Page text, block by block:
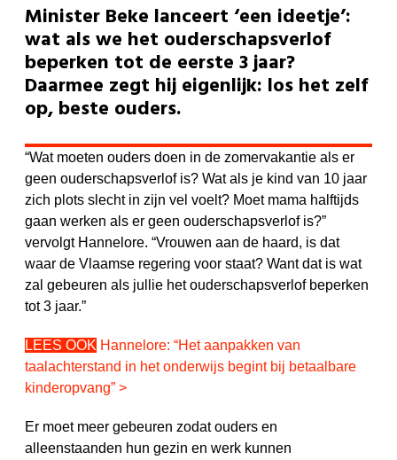
Minister Beke lanceert ‘een ideetje’:
wat als we het ouderschapsverlof
beperken tot de eerste 3 jaar?
Daarmee zegt hij eigenlijk: los het zelf
op, beste ouders.
“Wat moeten ouders doen in de zomervakantie als er
geen ouderschapsverlof is? Wat als je kind van 10 jaar
zich plots slecht in zijn vel voelt? Moet mama halftijds
gaan werken als er geen ouderschapsverlof is?”
vervolgt Hannelore. “Vrouwen aan de haard, is dat
waar de Vlaamse regering voor staat? Want dat is wat
zal gebeuren als jullie het ouderschapsverlof beperken
tot 3 jaar.”
LEES OOK Hannelore: “Het aanpakken van
taalachterstand in het onderwijs begint bij betaalbare
kinderopvang” >
Er moet meer gebeuren zodat ouders en
alleenstaanden hun gezin en werk kunnen